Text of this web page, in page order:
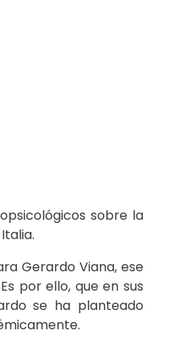
sobre la
Gerardo Viana, ese
por ello, que en sus
se ha planteado